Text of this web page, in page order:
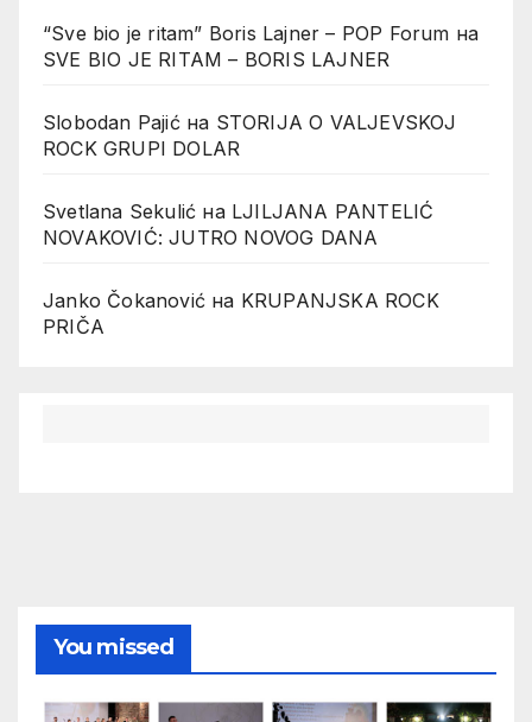
“Sve bio je ritam” Boris Lajner – POP Forum на
SVE BIO JE RITAM – BORIS LAJNER
Slobodan Pajićна STORIJA O VALJEVSKOJ
ROCK GRUPI DOLAR
Svetlana Sekulić на LJILJANA PANTELIĆ
NOVAKOVIĆ: JUTRO NOVOG DANA
Janko Čokanović на KRUPANJSKA ROCK
PRIČA
You missed